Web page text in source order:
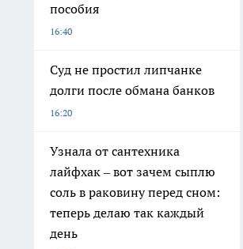
пособия
16:40
Суд не простил липчанке
долги после обмана банков
16:20
Узнала от сантехника
лайфхак – вот зачем сыплю
соль в раковину перед сном:
теперь делаю так каждый
день